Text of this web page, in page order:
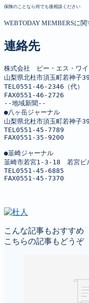
保険のことなら何でも後相談ください
WEBTODAY MEMBERSに
連絡先
株式会社　ピー・エス・ワイ
山梨県北杜市須玉町若神子
TEL0551-46-2346（代）
FAX0551-46-2726
--地域新聞--
●八ヶ岳ジャーナル
山梨県北杜市須玉町若神子
TEL0551-45-7789
FAX0551-35-9200
●韮崎ジャーナル
韮崎市若宮1-3-18　若宮ビ
TEL0551-45-6885
FAX0551-45-7370
こんな記事もおすすめ
こちらの記事もどうぞ